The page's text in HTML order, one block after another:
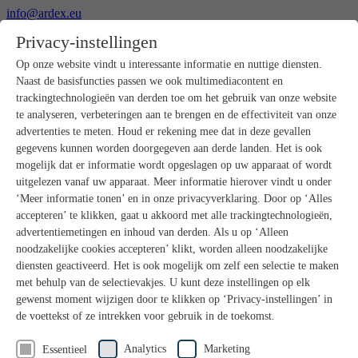
info@ardex.eu
Nederlands
Français
Producten
Productoverzicht
Ruwbouw
Dekvloeren
Voorbereiding ondergrond
Vloeregalisaties
Afdichtingen
Tegellijmen
Voegmortels
Voegen / Siliconen
Montagelijmen
Natuursteenprogramma
Vloerbedekkings- en parketlijmen
Wandegalesaties
Accessoires
PANDOMO®
Badkamerrenovatie met wedi
Privacy-instellingen
Op onze website vindt u interessante informatie en nuttige diensten.
Naast de basisfuncties passen we ook multimediacontent en
trackingtechnologieën van derden toe om het gebruik van onze website
te analyseren, verbeteringen aan te brengen en de effectiviteit van onze
advertenties te meten. Houd er rekening mee dat in deze gevallen
gegevens kunnen worden doorgegeven aan derde landen. Het is ook
mogelijk dat er informatie wordt opgeslagen op uw apparaat of wordt
uitgelezen vanaf uw apparaat. Meer informatie hierover vindt u onder
‘Meer informatie tonen’ en in onze privacyverklaring. Door op ‘Alles
accepteren’ te klikken, gaat u akkoord met alle trackingtechnologieën,
advertentiemetingen en inhoud van derden. Als u op ‘Alleen
noodzakelijke cookies accepteren’ klikt, worden alleen noodzakelijke
diensten geactiveerd. Het is ook mogelijk om zelf een selectie te maken
met behulp van de selectievakjes. U kunt deze instellingen op elk
gewenst moment wijzigen door te klikken op ‘Privacy-instellingen’ in
de voettekst of ze intrekken voor gebruik in de toekomst.
Essentieel Analytics Marketing